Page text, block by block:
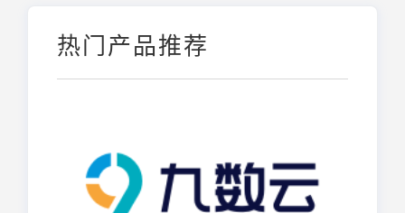
热门产品推荐